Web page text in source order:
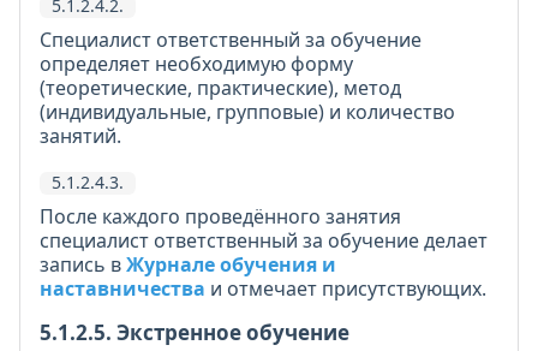
5.1.2.4.2.
Специалист ответственный за обучение
определяет необходимую форму
(теоретические, практические), метод
(индивидуальные, групповые) и количество
занятий.
5.1.2.4.3.
После каждого проведённого занятия
специалист ответственный за обучение делает
запись вЖурнале обучения и
наставничества и отмечает присутствующих.
5.1.2.5. Экстренное обучение